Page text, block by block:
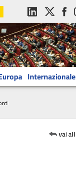
Internazionale
vai